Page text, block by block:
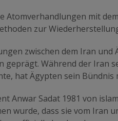
Atomverhandlungen mit
zur
zwischen dem Iran
geprägt. Während der Iran
hat Ägypten sein
Anwar Sadat 1981 von
wurde, dass sie vom Iran